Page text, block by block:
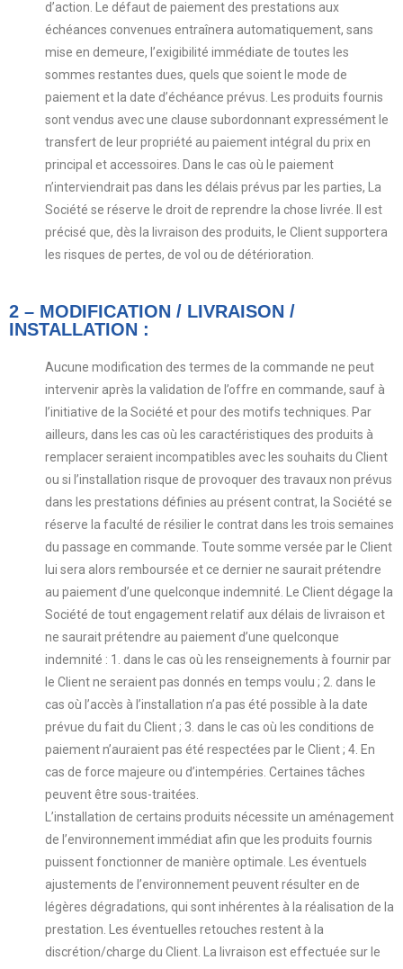
d’action. Le défaut de paiement des prestations aux
échéances convenues entraînera automatiquement, sans
mise en demeure, l’exigibilité immédiate de toutes les
sommes restantes dues, quels que soient le mode de
paiement et la date d’échéance prévus. Les produits fournis
sont vendus avec une clause subordonnant expressément le
transfert de leur propriété au paiement intégral du prix en
principal et accessoires. Dans le cas où le paiement
n’interviendrait pas dans les délais prévus par les parties, La
Société se réserve le droit de reprendre la chose livrée. Il est
précisé que, dès la livraison des produits, le Client supportera
les risques de pertes, de vol ou de détérioration.
2 – MODIFICATION / LIVRAISON /
INSTALLATION :
Aucune modification des termes de la commande ne peut
intervenir après la validation de l’offre en commande, sauf à
l’initiative de la Société et pour des motifs techniques. Par
ailleurs, dans les cas où les caractéristiques des produits à
remplacer seraient incompatibles avec les souhaits du Client
ou si l’installation risque de provoquer des travaux non prévus
dans les prestations définies au présent contrat, la Société se
réserve la faculté de résilier le contrat dans les trois semaines
du passage en commande. Toute somme versée par le Client
lui sera alors remboursée et ce dernier ne saurait prétendre
au paiement d’une quelconque indemnité. Le Client dégage la
Société de tout engagement relatif aux délais de livraison et
ne saurait prétendre au paiement d’une quelconque
indemnité : 1. dans le cas où les renseignements à fournir par
le Client ne seraient pas donnés en temps voulu ; 2. dans le
cas où l’accès à l’installation n’a pas été possible à la date
prévue du fait du Client ; 3. dans le cas où les conditions de
paiement n’auraient pas été respectées par le Client ; 4. En
cas de force majeure ou d’intempéries. Certaines tâches
peuvent être sous-traitées.
L’installation de certains produits nécessite un aménagement
de l’environnement immédiat afin que les produits fournis
puissent fonctionner de manière optimale. Les éventuels
ajustements de l’environnement peuvent résulter en de
légères dégradations, qui sont inhérentes à la réalisation de la
prestation. Les éventuelles retouches restent à la
discrétion/charge du Client. La livraison est effectuée sur le